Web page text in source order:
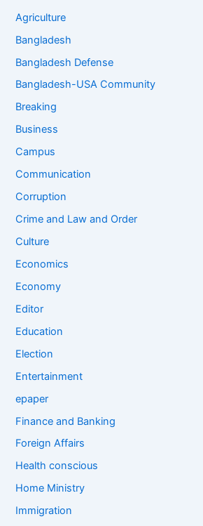
Agriculture
Bangladesh
Bangladesh Defense
Bangladesh-USA Community
Breaking
Business
Campus
Communication
Corruption
Crime and Law and Order
Culture
Economics
Economy
Editor
Education
Election
Entertainment
epaper
Finance and Banking
Foreign Affairs
Health conscious
Home Ministry
Immigration